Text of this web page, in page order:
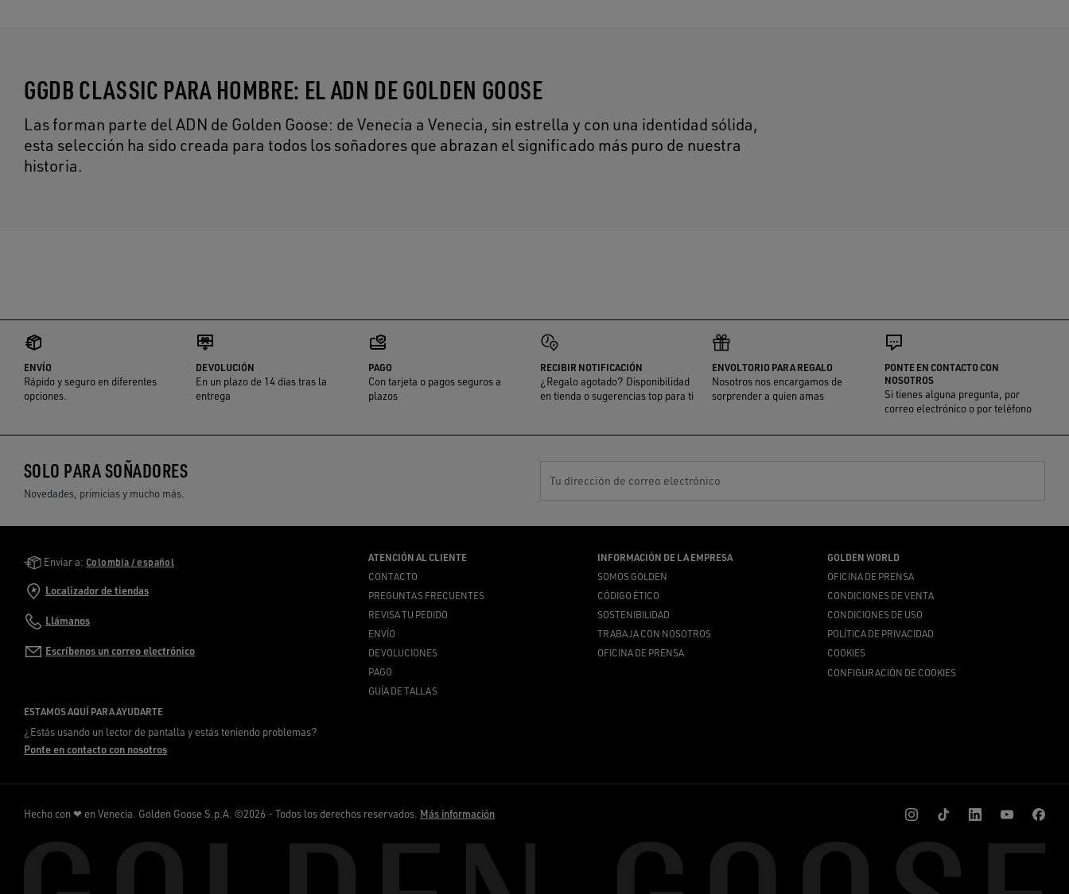
GGDB CLASSIC PARA HOMBRE: EL ADN DE GOLDEN GOOSE
Las forman parte del ADN de Golden Goose: de Venecia a Venecia, sin estrella y con una identidad sólida,
esta selección ha sido creada para todos los soñadores que abrazan el significado más puro de nuestra
historia.
ENVÍO
Rápido y seguro en diferentes
opciones.
DEVOLUCIÓN
En un plazo de 14 días tras la
entrega
PAGO
Con tarjeta o pagos seguros a
plazos
RECIBIR NOTIFICACIÓN
¿Regalo agotado? Disponibilidad
en tienda o sugerencias top para ti
ENVOLTORIO PARA REGALO
Nosotros nos encargamos de
sorprender a quien amas
PONTE EN CONTACTO CON
NOSOTROS
Si tienes alguna pregunta, por
correo electrónico o por teléfono
SOLO PARA SOÑADORES
Novedades, primicias y mucho más.
Tu dirección de correo electrónico
Golden Goose Services
Enviar a: Colombia / español
Localizador de tiendas
Llámanos
Escríbenos un correo electrónico
ATENCIÓN AL CLIENTE
CONTACTO
PREGUNTAS FRECUENTES
REVISA TU PEDIDO
ENVÍO
DEVOLUCIONES
PAGO
GUÍA DE TALLAS
INFORMACIÓN DE LA EMPRESA
SOMOS GOLDEN
CÓDIGO ÉTICO
SOSTENIBILIDAD
TRABAJA CON NOSOTROS
OFICINA DE PRENSA
GOLDEN WORLD
OFICINA DE PRENSA
CONDICIONES DE VENTA
CONDICIONES DE USO
POLÍTICA DE PRIVACIDAD
COOKIES
CONFIGURACIÓN DE COOKIES
ESTAMOS AQUÍ PARA AYUDARTE
¿Estás usando un lector de pantalla y estás teniendo problemas?
Ponte en contacto con nosotros
Hecho con ❤ en Venecia. Golden Goose S.p.A. ©2026 - Todos los derechos reservados. Más información